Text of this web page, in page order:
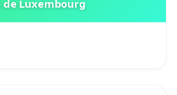
Luxembourg